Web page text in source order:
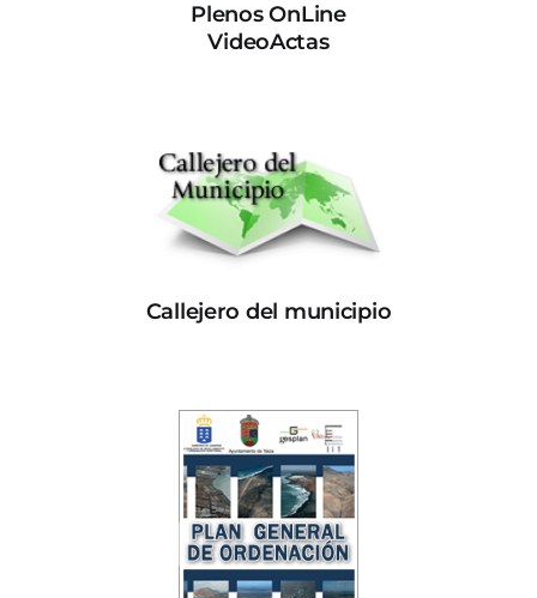
Plenos OnLine
VideoActas
Callejero del municipio